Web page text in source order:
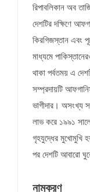
রিপাবলিকান অব
দেশটির দক্ষিণে
কিরগিজস্তান এবং
মাধ্যমে
থাকা পর্বতময় এ
সম্প্রদায়টি
ভাগীদার। অসংখ্য
লাভ করে ১৯৯১
গৃহযুদ্ধের মুখোমুখি
পর দেশটি আবারো
নামকরণ